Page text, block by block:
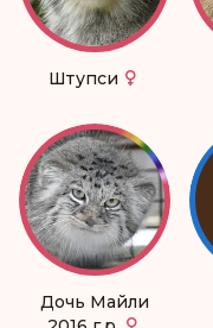
Штупси
Дочь Майли